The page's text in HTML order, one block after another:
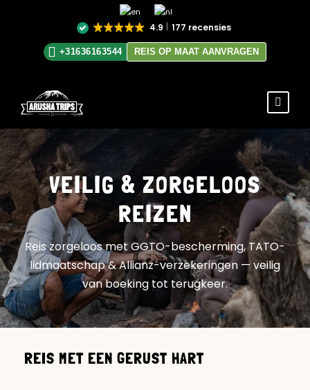
4.9 177 recensies
+31636163544 REIS OP MAAT AANVRAGEN
VEILIG & ZORGELOOS
REIZEN
Reis zorgeloos met GGTO-bescherming, TATO-
lidmaatschap & Allianz-verzekeringen — veilig
van boeking tot terugkeer.
REIS MET EEN GERUST HART